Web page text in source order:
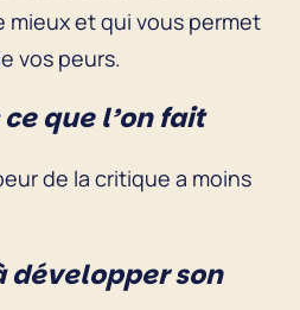
mieux et qui vous permet
vos peurs.
que l’on fait
de la critique a moins
développer son